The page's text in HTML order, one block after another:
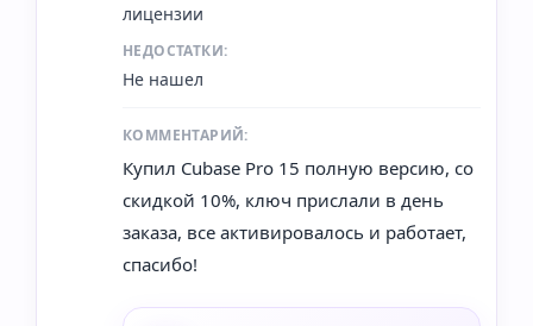
лицензии
НЕДОСТАТКИ:
Не нашел
КОММЕНТАРИЙ:
Купил Cubase Pro 15 полную версию, со
скидкой 10%, ключ прислали в день
заказа, все активировалось и работает,
спасибо!